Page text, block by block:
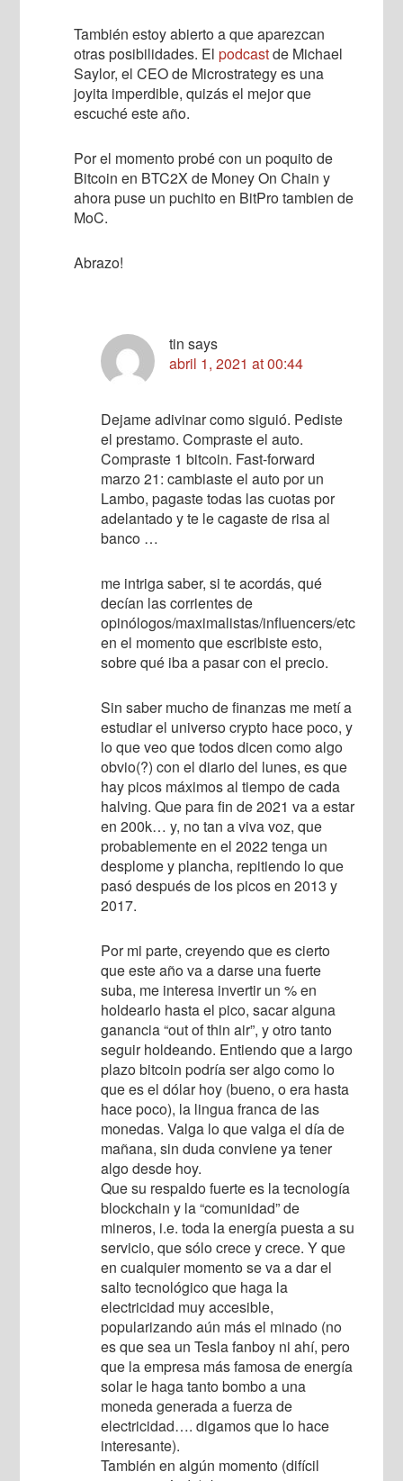
También estoy abierto a que aparezcan
otras posibilidades. Elpodcastde Michael
Saylor, el CEO de Microstrategy es una
joyita imperdible, quizás el mejor que
escuché este año.
Por el momento probé con un poquito de
Bitcoin en BTC2X de Money On Chain y
ahora puse un puchito en BitPro tambien de
MoC.
Abrazo!
tin says
abril 1, 2021 at 00:44
Dejame adivinar como siguió. Pediste
el prestamo. Compraste el auto.
Compraste 1 bitcoin. Fast-forward
marzo 21: cambiaste el auto por un
Lambo, pagaste todas las cuotas por
adelantado y te le cagaste de risa al
banco …
me intriga saber, si te acordás, qué
decían las corrientes de
opinólogos/maximalistas/influencers/etc
en el momento que escribiste esto,
sobre qué iba a pasar con el precio.
Sin saber mucho de finanzas me metí a
estudiar el universo crypto hace poco, y
lo que veo que todos dicen como algo
obvio(?) con el diario del lunes, es que
hay picos máximos al tiempo de cada
halving. Que para fin de 2021 va a estar
en 200k… y, no tan a viva voz, que
probablemente en el 2022 tenga un
desplome y plancha, repitiendo lo que
pasó después de los picos en 2013 y
2017.
Por mi parte, creyendo que es cierto
que este año va a darse una fuerte
suba, me interesa invertir un % en
holdearlo hasta el pico, sacar alguna
ganancia “out of thin air”, y otro tanto
seguir holdeando. Entiendo que a largo
plazo bitcoin podría ser algo como lo
que es el dólar hoy (bueno, o era hasta
hace poco), la lingua franca de las
monedas. Valga lo que valga el día de
mañana, sin duda conviene ya tener
algo desde hoy.
Que su respaldo fuerte es la tecnología
blockchain y la “comunidad” de
mineros, i.e. toda la energía puesta a su
servicio, que sólo crece y crece. Y que
en cualquier momento se va a dar el
salto tecnológico que haga la
electricidad muy accesible,
popularizando aún más el minado (no
es que sea un Tesla fanboy ni ahí, pero
que la empresa más famosa de energía
solar le haga tanto bombo a una
moneda generada a fuerza de
electricidad…. digamos que lo hace
interesante).
También en algún momento (difícil